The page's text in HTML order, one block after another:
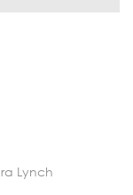
Lynch